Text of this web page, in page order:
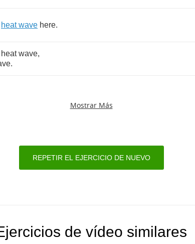
heat wave here.
heat wave,
.
Mostrar Más
REPETIR EL EJERCICIO DE NUEVO
de vídeo similares